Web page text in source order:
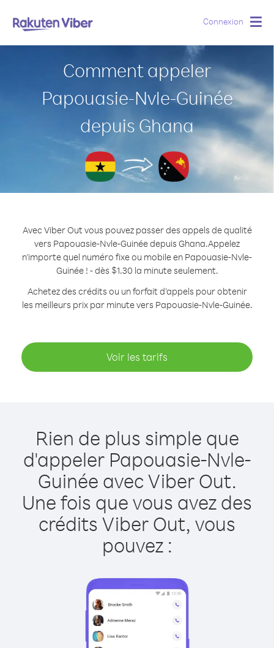
Connexion
Comment appeler
Papouasie-Nvle-Guinée
depuis Ghana
Avec Viber Out vous pouvez passer des appels de qualité
vers Papouasie-Nvle-Guinée depuis Ghana.Appelez
n'importe quel numéro fixe ou mobile en Papouasie-Nvle-
Guinée ! - dès $1.30 la minute seulement.
Achetez des crédits ou un forfait d’appels pour obtenir
les meilleurs prix par minute vers Papouasie-Nvle-Guinée.
Voir les tarifs
Rien de plus simple que
d'appeler Papouasie-Nvle-
Guinée avec Viber Out.
Une fois que vous avez des
crédits Viber Out, vous
pouvez :